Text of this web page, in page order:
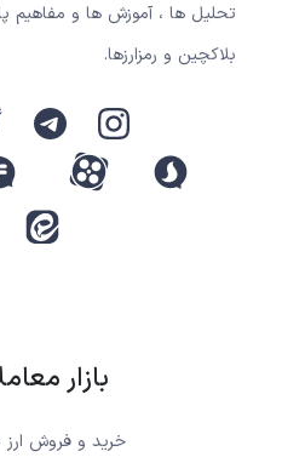
تحلیل ها ، آموزش ها و مفاهیم
بلاکچین و رمزارزها.
بازار
خرید و فروش ارز